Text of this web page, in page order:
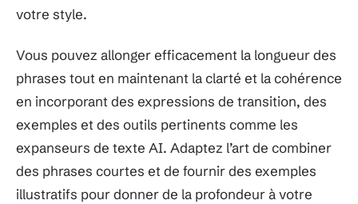
votre style.
Vous pouvez allonger efficacement la longueur des
phrases tout en maintenant la clarté et la cohérence
en incorporant des expressions de transition, des
exemples et des outils pertinents comme les
expanseurs de texte AI. Adaptez l’art de combiner
des phrases courtes et de fournir des exemples
illustratifs pour donner de la profondeur à votre